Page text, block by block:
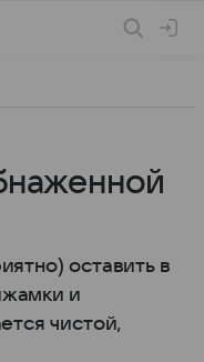
оставить в
и
чистой,